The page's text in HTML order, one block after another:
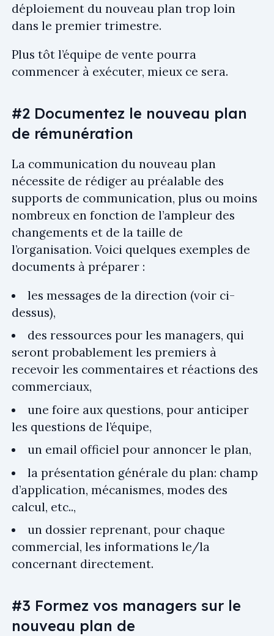
déploiement du nouveau plan trop loin
dans le premier trimestre.
Plus tôt l’équipe de vente pourra
commencer à exécuter, mieux ce sera.
#2 Documentez le nouveau plan
de rémunération
La communication du nouveau plan
nécessite de rédiger au préalable des
supports de communication, plus ou moins
nombreux en fonction de l’ampleur des
changements et de la taille de
l’organisation. Voici quelques exemples de
documents à préparer :
les messages de la direction (voir ci-
dessus),
des ressources pour les managers, qui
seront probablement les premiers à
recevoir les commentaires et réactions des
commerciaux,
une foire aux questions, pour anticiper
les questions de l’équipe,
un email officiel pour annoncer le plan,
la présentation générale du plan: champ
d’application, mécanismes, modes des
calcul, etc..,
un dossier reprenant, pour chaque
commercial, les informations le/la
concernant directement.
#3 Formez vos managers sur le
nouveau plan de